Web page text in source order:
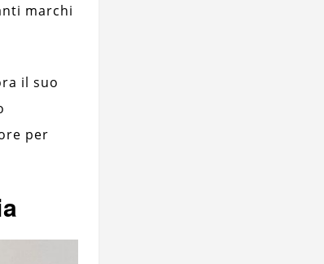
marchi
il suo
per